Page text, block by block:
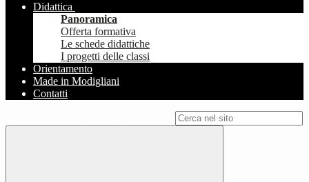
Didattica
Panoramica
Offerta formativa
Le schede didattiche
I progetti delle classi
Orientamento
Made in Modigliani
Contatti